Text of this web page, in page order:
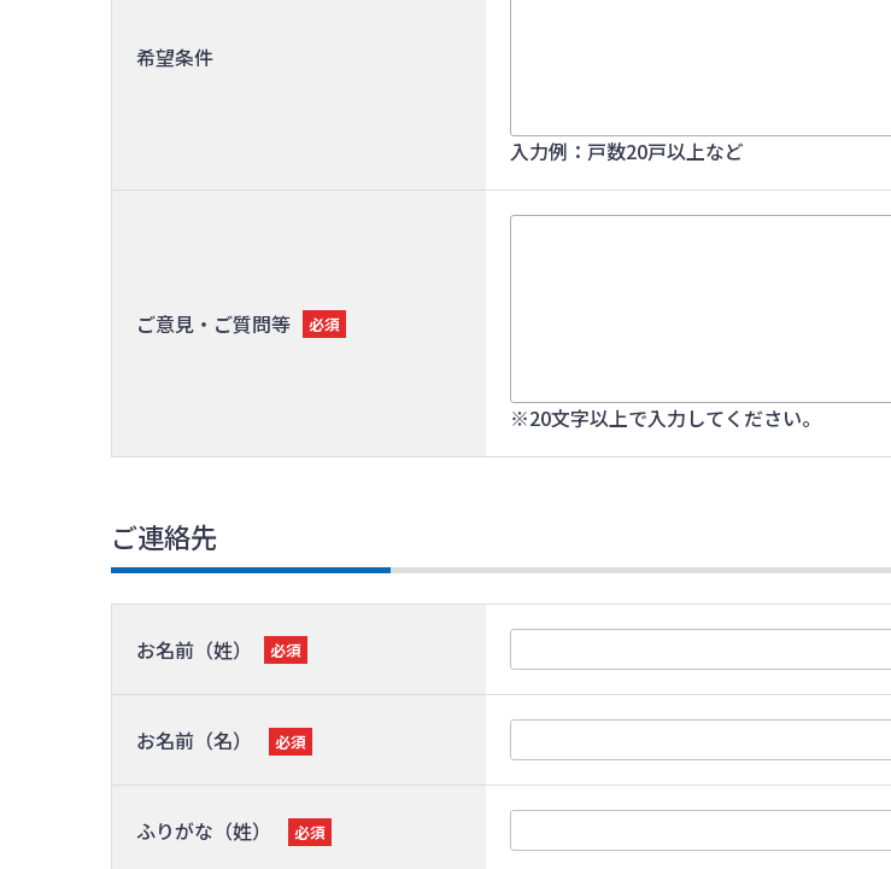
希望条件
入力例：戸数20戸以上など
ご意見・ご質問等 必須
※20文字以上で入力してください。
ご連絡先
お名前（姓） 必須
お名前（名） 必須
ふりがな（姓） 必須